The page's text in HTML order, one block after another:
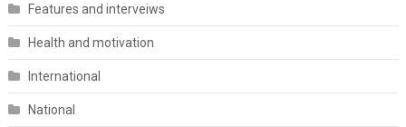
Features and interveiws
Health and motivation
International
National